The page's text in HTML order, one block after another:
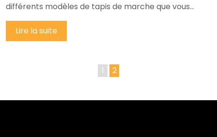
différents modèles de tapis de marche que vous…
Lire la suite
1 2